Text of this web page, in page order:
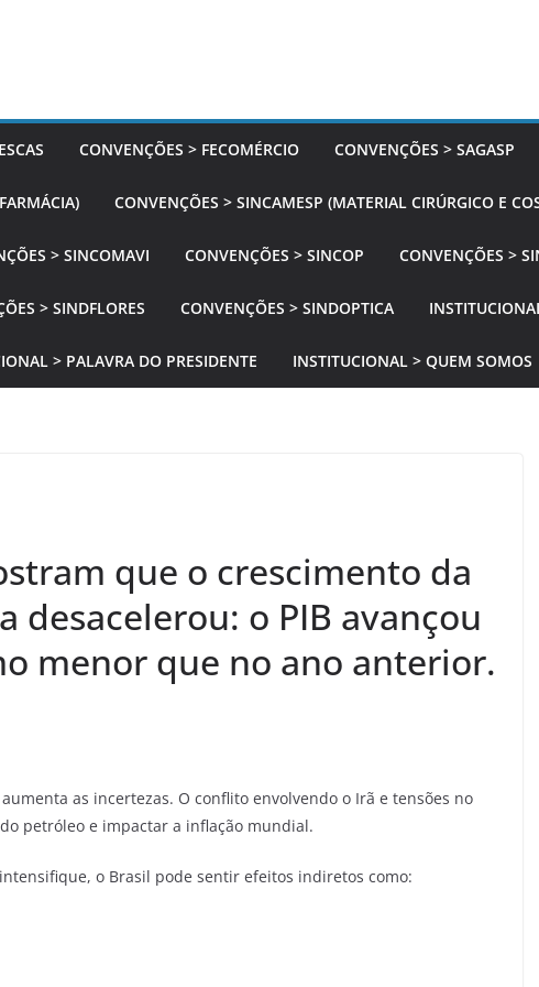
CONVENÇÕES > FECOMÉRCIO CONVENÇÕES > SAGASP
CONVENÇÕES > SINCAMESP (MATERIAL CIRÚRGICO E
> SINCOMAVI CONVENÇÕES > SINCOP CONVENÇÕES >
> SINDFLORES CONVENÇÕES > SINDOPTICA
> PALAVRA DO PRESIDENTE INSTITUCIONAL > QUEM SOMOS
que o crescimento da
desacelerou: o PIB avançou
menor que no ano anterior.
as incertezas. O conflito envolvendo o Irã e tensões no
petróleo e impactar a inflação mundial.
o Brasil pode sentir efeitos indiretos como: